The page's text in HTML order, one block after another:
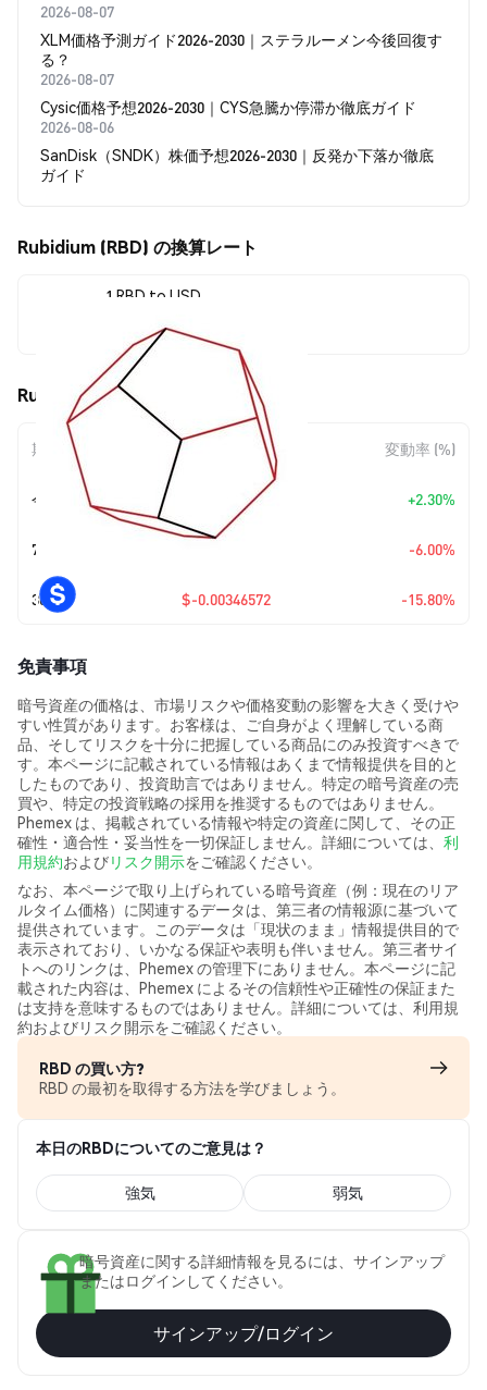
2026-08-07
XLM価格予測ガイド2026-2030｜ステラルーメン今後回復す
る？
2026-08-07
Cysic価格予想2026-2030｜CYS急騰か停滞か徹底ガイド
2026-08-06
SanDisk（SNDK）株価予想2026-2030｜反発か下落か徹底
ガイド
Rubidium (RBD) の換算レート
1 RBD to USD
$0.018469
Rubidium (RBD) の価格変動
期間 金額変動 変動率 (%)
今日 $0.00041524 +2.30%
7日 -6.00%
30日 $-0.00346572 -15.80%
免責事項
暗号資産の価格は、市場リスクや価格変動の影響を大きく受けや
すい性質があります。お客様は、ご自身がよく理解している商
品、そしてリスクを十分に把握している商品にのみ投資すべきで
す。本ページに記載されている情報はあくまで情報提供を目的と
したものであり、投資助言ではありません。特定の暗号資産の売
買や、特定の投資戦略の採用を推奨するものではありません。
Phemex は、掲載されている情報や特定の資産に関して、その正
確性・適合性・妥当性を一切保証しません。詳細については、 利
用規約およびリスク開示をご確認ください。
なお、本ページで取り上げられている暗号資産（例：現在のリア
ルタイム価格）に関連するデータは、第三者の情報源に基づいて
提供されています。このデータは「現状のまま」情報提供目的で
表示されており、いかなる保証や表明も伴いません。第三者サイ
トへのリンクは、Phemex の管理下にありません。本ページに記
載された内容は、Phemex によるその信頼性や正確性の保証また
は支持を意味するものではありません。詳細については、利用規
約およびリスク開示をご確認ください。
RBD の買い方?
RBD の最初を取得する方法を学びましょう。
本日のRBDについてのご意見は？
強気 弱気
暗号資産に関する詳細情報を見るには、サインアップ
またはログインしてください。
サインアップ/ログイン